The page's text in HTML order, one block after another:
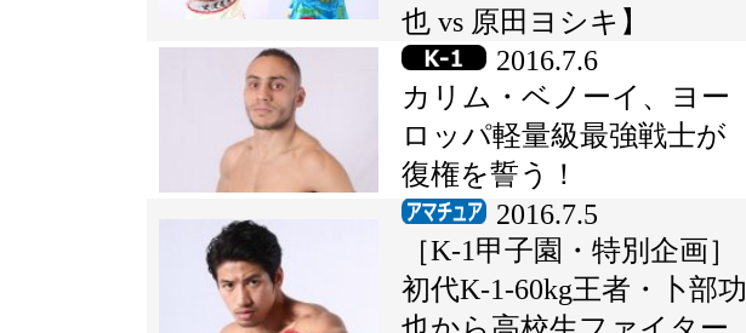
也 vs 原田ヨシキ】
2016.7.6
カリム・ベノーイ、ヨー
ロッパ軽量級最強戦士が
復権を誓う！
2016.7.5
［K-1甲子園・特別企画］
初代K-1-60kg王者・卜部功